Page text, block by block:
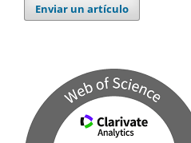
Enviar un artículo